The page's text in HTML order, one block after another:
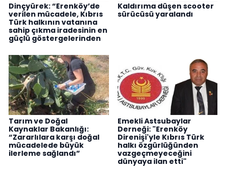
Dinçyürek: “Erenköy’de
verilen mücadele, Kıbrıs
Türk halkının vatanına
sahip çıkma iradesinin en
güçlü göstergelerinden
Kaldırıma düşen scooter
sürücüsü yaralandı
Tarım ve Doğal
Kaynaklar Bakanlığı:
“Zararlılara karşı doğal
mücadelede büyük
ilerleme sağlandı”
Emekli Astsubaylar
Derneği: "Erenköy
Direnişi'yle Kıbrıs Türk
halkı özgürlüğünden
vazgeçmeyeceğini
dünyaya ilan etti"